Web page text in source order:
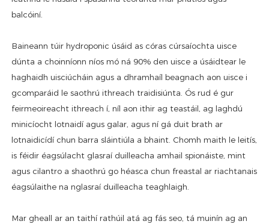
balcóiní.
Baineann túir hydroponic úsáid as córas cúrsaíochta uisce
dúnta a choinníonn níos mó ná 90% den uisce a úsáidtear le
haghaidh uisciúcháin agus a dhramhaíl beagnach aon uisce i
gcomparáid le saothrú ithreach traidisiúnta. Ós rud é gur
feirmeoireacht ithreach í, níl aon ithir ag teastáil, ag laghdú
minicíocht lotnaidí agus galar, agus ní gá duit brath ar
lotnaidicídí chun barra sláintiúla a bhaint. Chomh maith le leitís,
is féidir éagsúlacht glasraí duilleacha amhail spionáiste, mint
agus cilantro a shaothrú go héasca chun freastal ar riachtanais
éagsúlaithe na nglasraí duilleacha teaghlaigh.
Mar gheall ar an taithí rathúil atá ag fás seo, tá muinín ag an